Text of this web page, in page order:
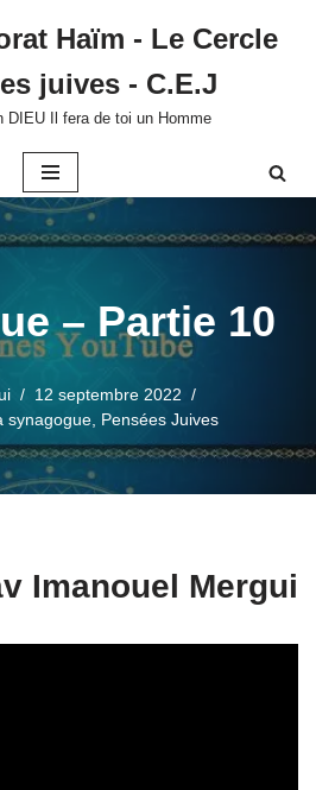
Haïm - Le Cercle
juives - C.E.J
DIEU Il fera de toi un Homme
– Partie 10
12 septembre 2022
synagogue Pensées Juives
Imanouel Mergui